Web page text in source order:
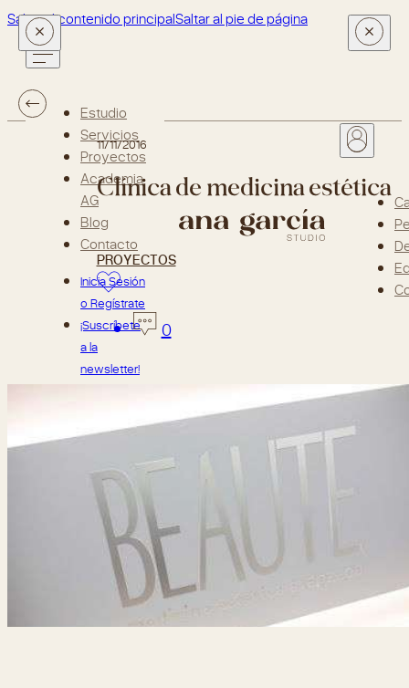
Saltar al contenido principalSaltar al pie de página
Estudio
Servicios
Proyectos
Academia
AG
Blog
Contacto
Inicia Sesión
o Regístrate
¡Suscríbete
a la
newsletter!
11/11/2016
Clínica de medicina estética
PROYECTOS
0